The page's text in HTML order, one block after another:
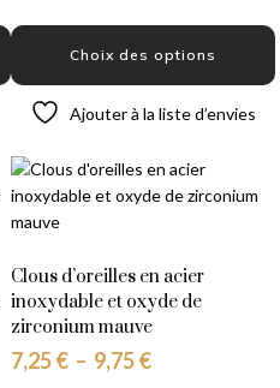
Choix des options
Ajouter à la liste d’envies
Clous d’oreilles en acier
inoxydable et oxyde de
zirconium mauve
7,25€ – 9,75€